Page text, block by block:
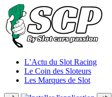
L’Actu du Slot Racing
Le Coin des Sloteurs
Les Marques de Slot